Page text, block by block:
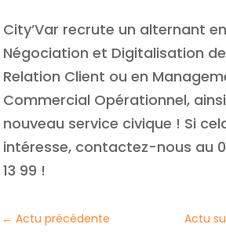
City’Var recrute un alternant en
Négociation et Digitalisation
Relation Client ou en
Commercial Opérationnel, ainsi
nouveau service civique ! Si
intéresse, contactez-nous au
13 99 !
← Actu précédente Actu